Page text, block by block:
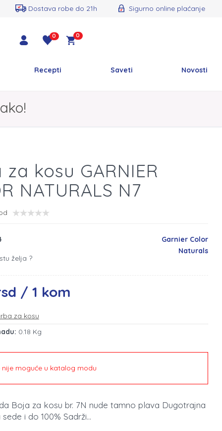
Dostava robe do 21h Sigurno online plaćanje
0 0
Recepti Saveti Novosti
za kosu GARNIER
NATURALS N7
želja ?
Garnier Color
Naturals
/ 1 kom
za kosu
0.18 Kg
nije moguće u katalog modu
Boja za kosu br. 7N nude tamno plava Dugotrajna
i do 100% Sadrži...